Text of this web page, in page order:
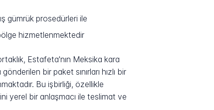
gümrük prosedürleri ile
hizmetlenmektedir
Estafeta'nın Meksika kara
bir paket sınırları hızlı bir
Bu işbirliği, özellikle
yerel bir anlaşmacı ile teslimat ve